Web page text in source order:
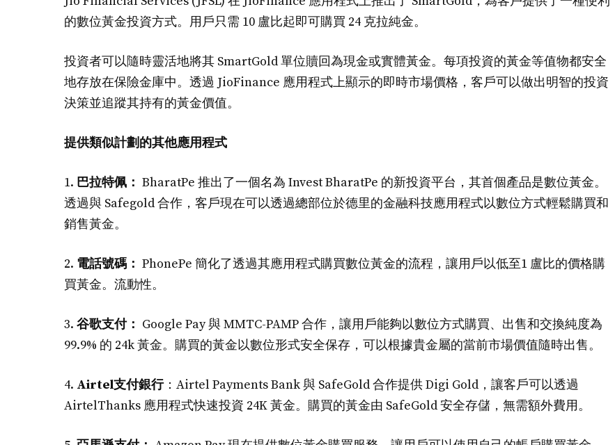
的數位黃金投資方式。用戶只需 10 盧比起即可購買 24 克拉純金。
投資者可以隨時靈活地將其 SmartGold 單位贖回為現金或實體黃金。每項投資的黃金等值物都安全
地存放在保險金庫中。透過 JioFinance 應用程式上顯示的即時市場價格，客戶可以做出明智的投資
決策並追蹤其持有的黃金價值。
提供類似計劃的其他應用程式
1. 巴拉特佩： BharatPe 推出了一個名為 Invest BharatPe 的新投資平台，其首個產品是數位黃金。
透過與 Safegold 合作，客戶現在可以透過總部位於德里的金融科技應用程式以數位方式輕鬆購買和
銷售黃金。
2. 電話號碼： PhonePe 簡化了透過其應用程式購買數位黃金的流程，讓用戶以低至1 盧比的價格購
買黃金。流動性。
3. 谷歌支付： Google Pay 與 MMTC-PAMP 合作，讓用戶能夠以數位方式購買、出售和交換純度為
99.9% 的 24k 黃金。購買的黃金以數位形式安全保存，可以根據貴金屬的當前市場價值隨時出售。
4. Airtel支付銀行：Airtel Payments Bank 與 SafeGold 合作提供 Digi Gold，讓客戶可以透過
AirtelThanks 應用程式快速投資 24K 黃金。購買的黃金由 SafeGold 安全存儲，無需額外費用。